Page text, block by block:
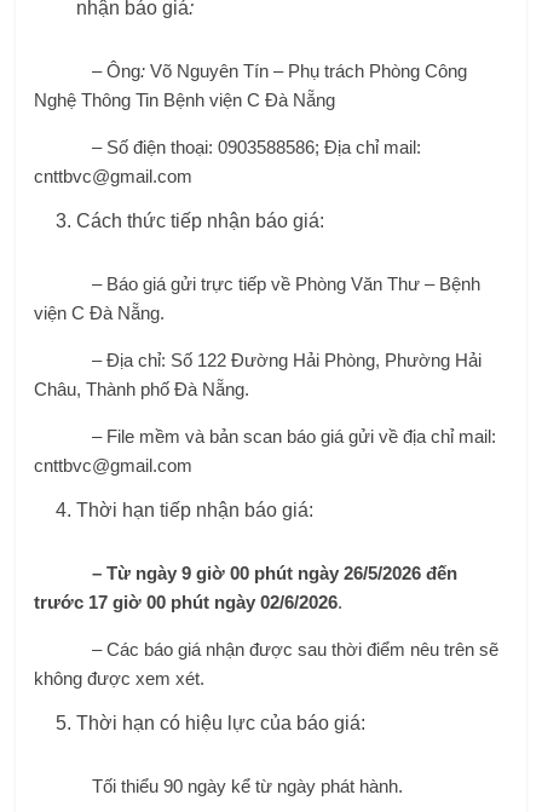
nhận báo giá:
– Ông: Võ Nguyên Tín – Phụ trách Phòng Công
Nghệ Thông Tin Bệnh viện C Đà Nẵng
– Số điện thoại: 0903588586; Địa chỉ mail:
cnttbvc@gmail.com
Cách thức tiếp nhận báo giá:
– Báo giá gửi trực tiếp về Phòng Văn Thư – Bệnh
viện C Đà Nẵng.
– Địa chỉ: Số 122 Đường Hải Phòng, Phường Hải
Châu, Thành phố Đà Nẵng.
– File mềm và bản scan báo giá gửi về địa chỉ mail:
cnttbvc@gmail.com
Thời hạn tiếp nhận báo giá:
– Từ ngày 9 giờ 00 phút ngày 26/5/2026 đến
trước 17 giờ 00 phút ngày 02/6/2026.
– Các báo giá nhận được sau thời điểm nêu trên sẽ
không được xem xét.
Thời hạn có hiệu lực của báo giá:
Tối thiểu 90 ngày kể từ ngày phát hành.